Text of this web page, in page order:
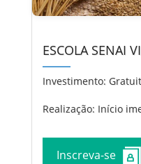
ESCOLA SENAI
Investimento:
Realização: Início
Inscreva-se